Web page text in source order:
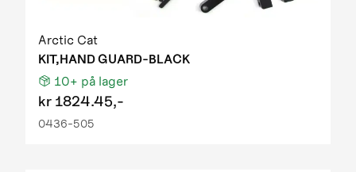
Arctic Cat
KIT,HAND GUARD-BLACK
10+ på lager
kr 1824.45,-
0436-505